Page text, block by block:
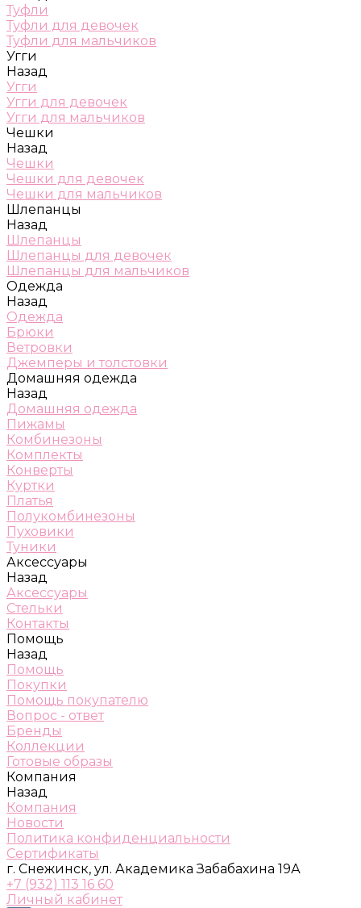
Туфли
Туфли для девочек
Туфли для мальчиков
Угги
Назад
Угги
Угги для девочек
Угги для мальчиков
Чешки
Назад
Чешки
Чешки для девочек
Чешки для мальчиков
Шлепанцы
Назад
Шлепанцы
Шлепанцы для девочек
Шлепанцы для мальчиков
Одежда
Назад
Одежда
Брюки
Ветровки
Джемперы и толстовки
Домашняя одежда
Назад
Домашняя одежда
Пижамы
Комбинезоны
Комплекты
Конверты
Куртки
Платья
Полукомбинезоны
Пуховики
Туники
Аксессуары
Назад
Аксессуары
Стельки
Контакты
Помощь
Назад
Помощь
Покупки
Помощь покупателю
Вопрос - ответ
Бренды
Коллекции
Готовые образы
Компания
Назад
Компания
Новости
Политика конфиденциальности
Сертификаты
г. Снежинск, ул. Академика Забабахина 19А
+7 (932) 113 16 60
Личный кабинет